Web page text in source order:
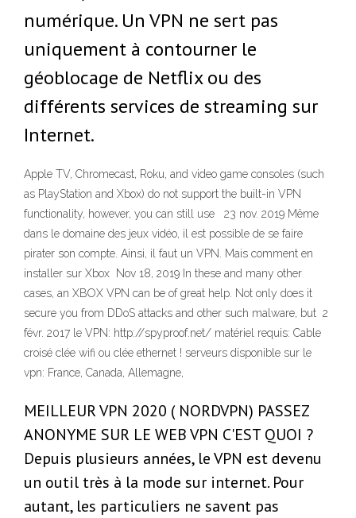
numérique. Un VPN ne sert pas
uniquement à contourner le
géoblocage de Netflix ou des
différents services de streaming sur
Internet.
Apple TV, Chromecast, Roku, and video game consoles (such
as PlayStation and Xbox) do not support the built-in VPN
functionality, however, you can still use 23 nov. 2019 Même
dans le domaine des jeux vidéo, il est possible de se faire
pirater son compte. Ainsi, il faut un VPN. Mais comment en
installer sur Xbox Nov 18, 2019 In these and many other
cases, an XBOX VPN can be of great help. Not only does it
secure you from DDoS attacks and other such malware, but 2
févr. 2017 le VPN: http://spyproof.net/ matériel requis: Cable
croisé clée wifi ou clée ethernet ! serveurs disponible sur le
vpn: France, Canada, Allemagne,
MEILLEUR VPN 2020 ( NORDVPN) PASSEZ
ANONYME SUR LE WEB VPN C'EST QUOI ?
Depuis plusieurs années, le VPN est devenu
un outil très à la mode sur internet. Pour
autant, les particuliers ne savent pas